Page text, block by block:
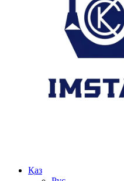
Қаз